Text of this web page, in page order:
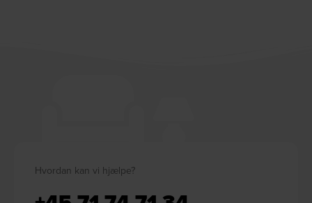
Hvordan kan vi hjælpe?